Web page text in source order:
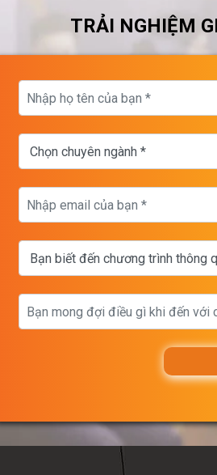
TRẢI NGHIỆM